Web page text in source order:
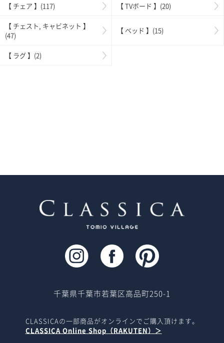
【 チェア 】(117) 【 TVボード 】(20)
【 チェスト, キャビネット 】
(47)
【 ベッド 】(15)
【 ラグ 】(2)
千葉県千葉市若葉区高品町250-1
CLASSICAの一部商品がオンラインでご購入頂けます。
CLASSICA Online Shop（RAKUTEN）＞